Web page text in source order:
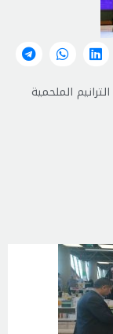
الترانيم الملحمية